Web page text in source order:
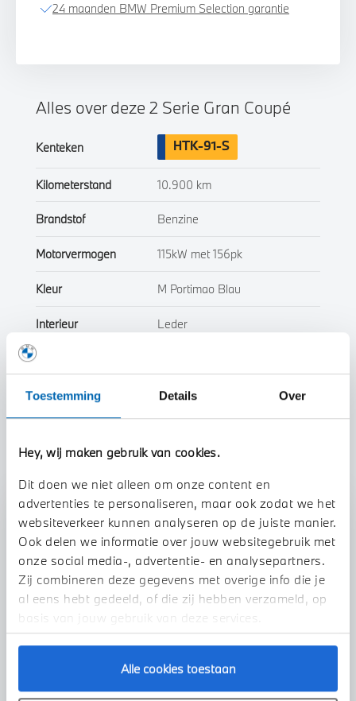
Toestemming Details Over
Hey, wij maken gebruik van cookies.
Dit doen we niet alleen om onze content en
advertenties te personaliseren, maar ook zodat we het
websiteverkeer kunnen analyseren op de juiste manier.
Ook delen we informatie over jouw websitegebruik met
onze social media-, advertentie- en analysepartners.
Zij combineren deze gegevens met overige info die je
al eens hebt gedeeld, of die zij hebben verzameld, op
basis van jouw gebruik van deze services.
Alle cookies toestaan
24 maanden BMW Premium Selection garantie
Stap 1 van 3
Uw auto inruilen?
Voorstel aanvragen
Alles over deze 2 Serie Gran Coupé
Kenteken HTK-91-S
Kilometerstand 10.900 km
Brandstof Benzine
Motorvermogen 115kW met 156pk
Kleur M Portimao Blau
Interieur Leder
Btw/Marge
Toon alle eigenschappen